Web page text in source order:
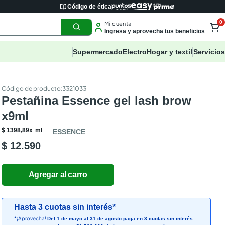
Código de ética
Mi cuenta
Ingresa y aprovecha tus beneficios
0
SupermercadoElectroHogar y textilServicios
:3321033
Pestañina Essence gel lash brow
x9ml
$ 1398,89x ml ESSENCE
$ 12.590
Hasta 3 cuotas sin interés*
*¡Aprovecha!Del 1 de mayo al 31 de agosto paga en 3 cuotas sin interés